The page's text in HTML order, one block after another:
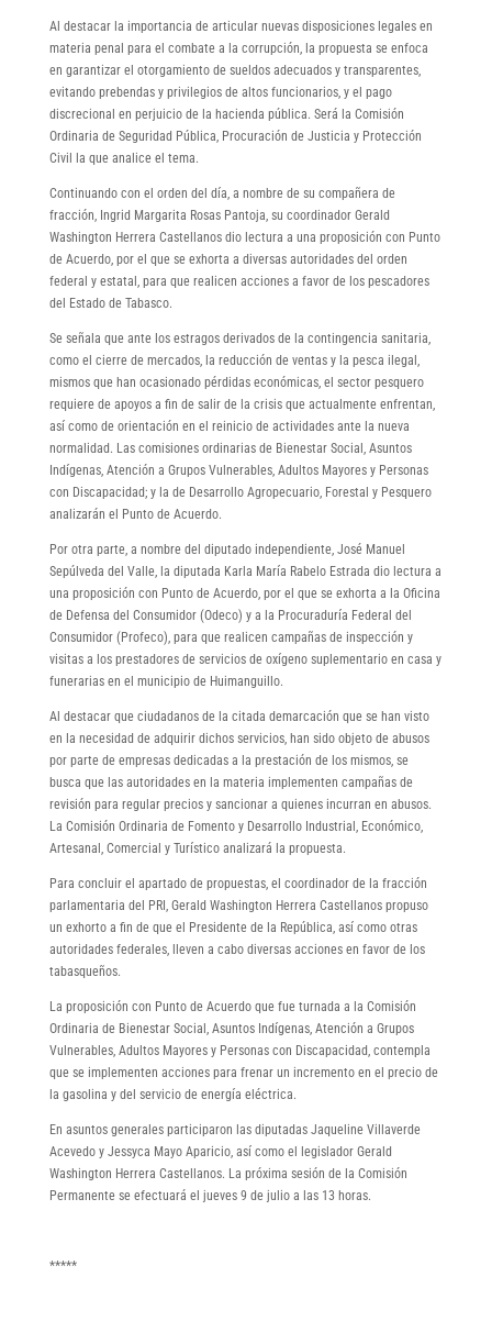
Al destacar la importancia de articular nuevas disposiciones legales en
materia penal para el combate a la corrupción, la propuesta se enfoca
en garantizar el otorgamiento de sueldos adecuados y transparentes,
evitando prebendas y privilegios de altos funcionarios, y el pago
discrecional en perjuicio de la hacienda pública. Será la Comisión
Ordinaria de Seguridad Pública, Procuración de Justicia y Protección
Civil la que analice el tema.
Continuando con el orden del día, a nombre de su compañera de
fracción, Ingrid Margarita Rosas Pantoja, su coordinador Gerald
Washington Herrera Castellanos dio lectura a una proposición con Punto
de Acuerdo, por el que se exhorta a diversas autoridades del orden
federal y estatal, para que realicen acciones a favor de los pescadores
del Estado de Tabasco.
Se señala que ante los estragos derivados de la contingencia sanitaria,
como el cierre de mercados, la reducción de ventas y la pesca ilegal,
mismos que han ocasionado pérdidas económicas, el sector pesquero
requiere de apoyos a fin de salir de la crisis que actualmente enfrentan,
así como de orientación en el reinicio de actividades ante la nueva
normalidad. Las comisiones ordinarias de Bienestar Social, Asuntos
Indígenas, Atención a Grupos Vulnerables, Adultos Mayores y Personas
con Discapacidad; y la de Desarrollo Agropecuario, Forestal y Pesquero
analizarán el Punto de Acuerdo.
Por otra parte, a nombre del diputado independiente, José Manuel
Sepúlveda del Valle, la diputada Karla María Rabelo Estrada dio lectura a
una proposición con Punto de Acuerdo, por el que se exhorta a la Oficina
de Defensa del Consumidor (Odeco) y a la Procuraduría Federal del
Consumidor (Profeco), para que realicen campañas de inspección y
visitas a los prestadores de servicios de oxígeno suplementario en casa y
funerarias en el municipio de Huimanguillo.
Al destacar que ciudadanos de la citada demarcación que se han visto
en la necesidad de adquirir dichos servicios, han sido objeto de abusos
por parte de empresas dedicadas a la prestación de los mismos, se
busca que las autoridades en la materia implementen campañas de
revisión para regular precios y sancionar a quienes incurran en abusos.
La Comisión Ordinaria de Fomento y Desarrollo Industrial, Económico,
Artesanal, Comercial y Turístico analizará la propuesta.
Para concluir el apartado de propuestas, el coordinador de la fracción
parlamentaria del PRI, Gerald Washington Herrera Castellanos propuso
un exhorto a fin de que el Presidente de la República, así como otras
autoridades federales, lleven a cabo diversas acciones en favor de los
tabasqueños.
La proposición con Punto de Acuerdo que fue turnada a la Comisión
Ordinaria de Bienestar Social, Asuntos Indígenas, Atención a Grupos
Vulnerables, Adultos Mayores y Personas con Discapacidad, contempla
que se implementen acciones para frenar un incremento en el precio de
la gasolina y del servicio de energía eléctrica.
En asuntos generales participaron las diputadas Jaqueline Villaverde
Acevedo y Jessyca Mayo Aparicio, así como el legislador Gerald
Washington Herrera Castellanos. La próxima sesión de la Comisión
Permanente se efectuará el jueves 9 de julio a las 13 horas.
*****